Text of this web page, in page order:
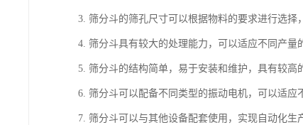
3. 筛分斗的筛孔尺寸可以根据物料的要求进行选择
4. 筛分斗具有较大的处理能力，可以适应不同产量
5. 筛分斗的结构简单，易于安装和维护，具有较高
6. 筛分斗可以配备不同类型的振动电机，可以适应
7. 筛分斗可以与其他设备配套使用，实现自动化生